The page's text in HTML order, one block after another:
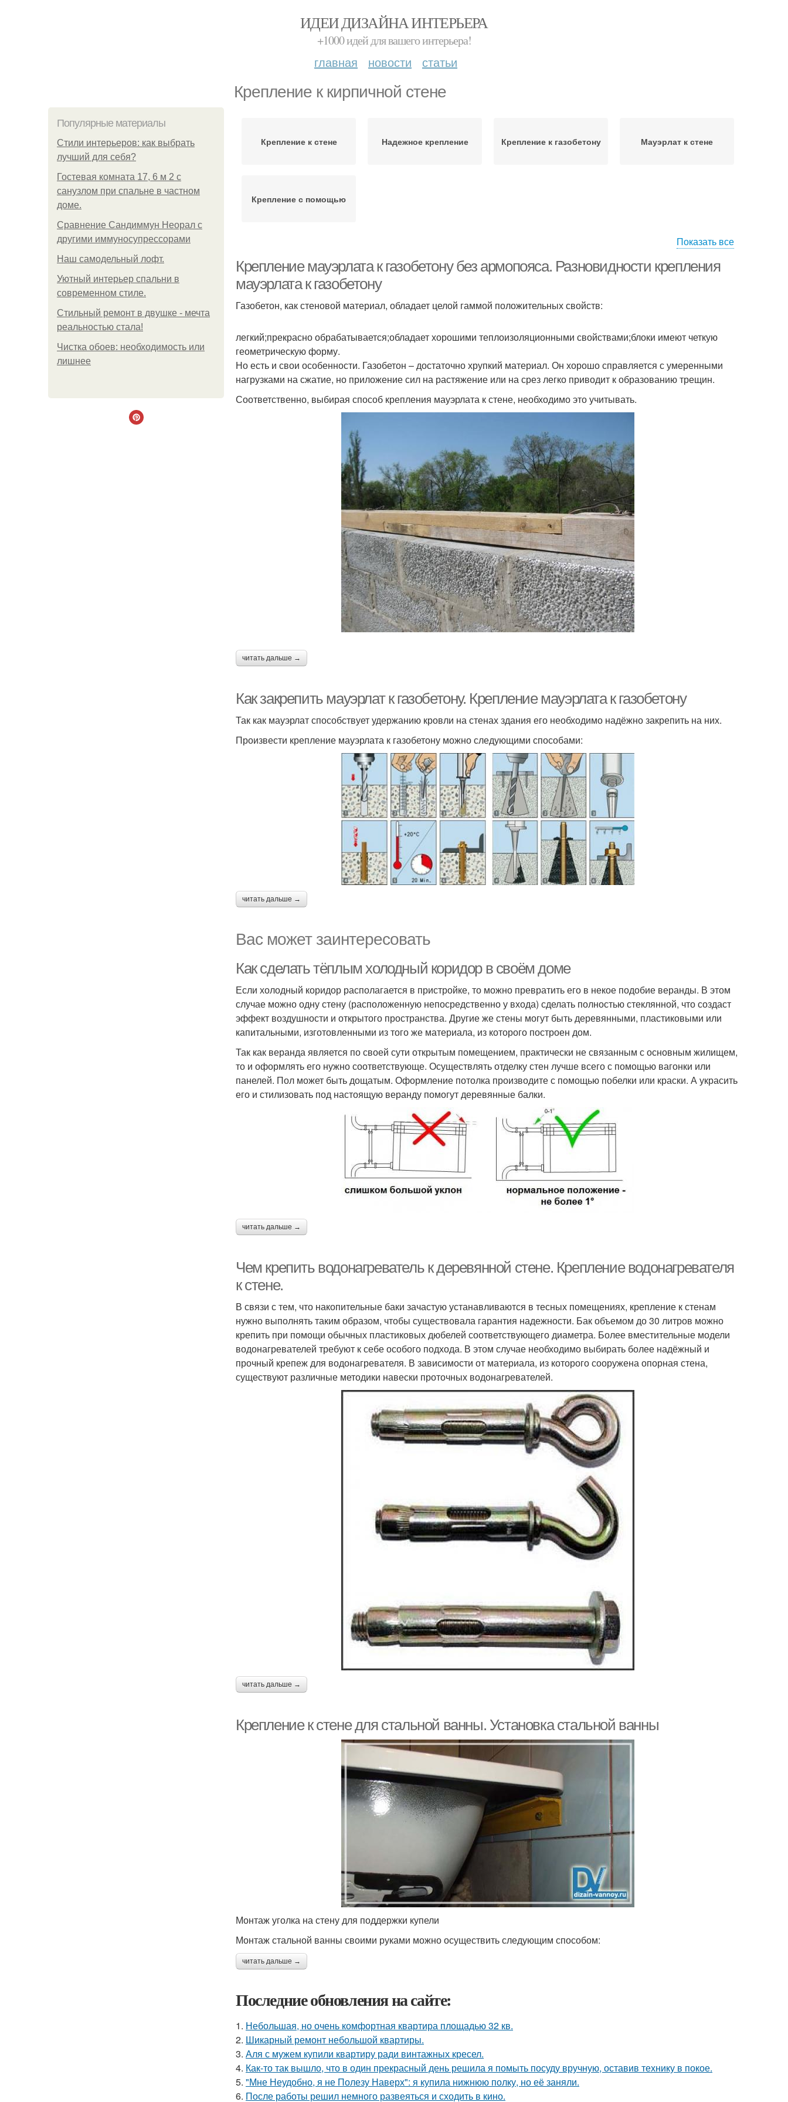
ИДЕИ ДИЗАЙНА ИНТЕРЬЕРА
+1000 идей для вашего интерьера!
главная новости статьи
Крепление к кирпичной стене
Популярные материалы
Стили интерьеров: как выбрать
лучший для себя?
Гостевая комната 17, 6 м 2 с
санузлом при спальне в частном
доме.
Сравнение Сандиммун Неорал с
другими иммуносупрессорами
Наш самодельный лофт.
Уютный интерьер спальни в
современном стиле.
Стильный ремонт в двушке - мечта
реальностью стала!
Чистка обоев: необходимость или
лишнее
Крепление к стене Надежное крепление Крепление к газобетону Мауэрлат к стене
Крепление с помощью
Показать все
Крепление мауэрлата к газобетону без армопояса. Разновидности крепления
мауэрлата к газобетону
Газобетон, как стеновой материал, обладает целой гаммой положительных свойств:
легкий;прекрасно обрабатывается;обладает хорошими теплоизоляционными свойствами;блоки имеют четкую
геометрическую форму.
Но есть и свои особенности. Газобетон – достаточно хрупкий материал. Он хорошо справляется с умеренными
нагрузками на сжатие, но приложение сил на растяжение или на срез легко приводит к образованию трещин.
Соответственно, выбирая способ крепления мауэрлата к стене, необходимо это учитывать.
читать дальше →
Как закрепить мауэрлат к газобетону. Крепление мауэрлата к газобетону
Так как мауэрлат способствует удержанию кровли на стенах здания его необходимо надёжно закрепить на них.
Произвести крепление мауэрлата к газобетону можно следующими способами:
читать дальше →
Вас может заинтересовать
Как сделать тёплым холодный коридор в своём доме
Если холодный коридор располагается в пристройке, то можно превратить его в некое подобие веранды. В этом
случае можно одну стену (расположенную непосредственно у входа) сделать полностью стеклянной, что создаст
эффект воздушности и открытого пространства. Другие же стены могут быть деревянными, пластиковыми или
капитальными, изготовленными из того же материала, из которого построен дом.
Так как веранда является по своей сути открытым помещением, практически не связанным с основным жилищем,
то и оформлять его нужно соответствующе. Осуществлять отделку стен лучше всего с помощью вагонки или
панелей. Пол может быть дощатым. Оформление потолка производите с помощью побелки или краски. А украсить
его и стилизовать под настоящую веранду помогут деревянные балки.
читать дальше →
Чем крепить водонагреватель к деревянной стене. Крепление водонагревателя
к стене.
В связи с тем, что накопительные баки зачастую устанавливаются в тесных помещениях, крепление к стенам
нужно выполнять таким образом, чтобы существовала гарантия надежности. Бак объемом до 30 литров можно
крепить при помощи обычных пластиковых дюбелей соответствующего диаметра. Более вместительные модели
водонагревателей требуют к себе особого подхода. В этом случае необходимо выбирать более надёжный и
прочный крепеж для водонагревателя. В зависимости от материала, из которого сооружена опорная стена,
существуют различные методики навески проточных водонагревателей.
читать дальше →
Крепление к стене для стальной ванны. Установка стальной ванны
Монтаж уголка на стену для поддержки купели
Монтаж стальной ванны своими руками можно осуществить следующим способом:
читать дальше →
Последние обновления на сайте:
1. Небольшая, но очень комфортная квартира площадью 32 кв.
2. Шикарный ремонт небольшой квартиры.
3. Аля с мужем купили квартиру ради винтажных кресел.
4. Как-то так вышло, что в один прекрасный день решила я помыть посуду вручную, оставив технику в покое.
5. "Мне Неудобно, я не Полезу Наверх": я купила нижнюю полку, но её заняли.
6. После работы решил немного развеяться и сходить в кино.